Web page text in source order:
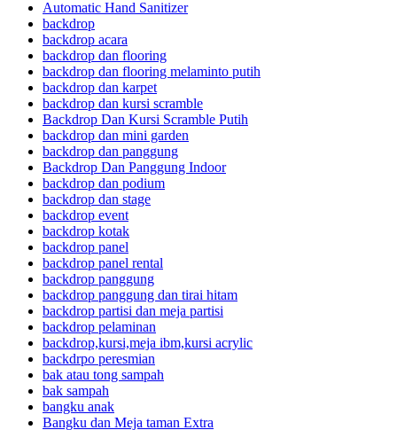
Automatic Hand Sanitizer
backdrop
backdrop acara
backdrop dan flooring
backdrop dan flooring melaminto putih
backdrop dan karpet
backdrop dan kursi scramble
Backdrop Dan Kursi Scramble Putih
backdrop dan mini garden
backdrop dan panggung
Backdrop Dan Panggung Indoor
backdrop dan podium
backdrop dan stage
backdrop event
backdrop kotak
backdrop panel
backdrop panel rental
backdrop panggung
backdrop panggung dan tirai hitam
backdrop partisi dan meja partisi
backdrop pelaminan
backdrop,kursi,meja ibm,kursi acrylic
backdrpo peresmian
bak atau tong sampah
bak sampah
bangku anak
Bangku dan Meja taman Extra